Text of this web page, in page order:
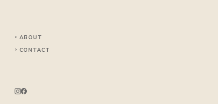
ABOUT
CONTACT